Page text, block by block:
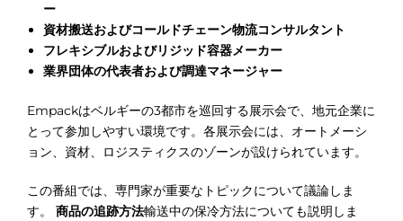
ー
資材搬送およびコールドチェーン物流コンサルタント
フレキシブルおよびリジッド容器メーカー
業界団体の代表者および調達マネージャー
Empackはベルギーの3都市を巡回する展示会で、地元企業に
とって参加しやすい環境です。各展示会には、オートメーシ
ョン、資材、ロジスティクスのゾーンが設けられています。
この番組では、専門家が重要なトピックについて議論しま
す。 商品の追跡方法輸送中の保冷方法についても説明しま